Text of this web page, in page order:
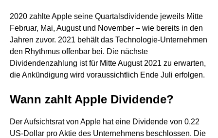
2020 zahlte Apple seine Quartalsdividende jeweils Mitte
Februar, Mai, August und November – wie bereits in den
Jahren zuvor. 2021 behält das Technologie-Unternehmen
den Rhythmus offenbar bei. Die nächste
Dividendenzahlung ist für Mitte August 2021 zu erwarten,
die Ankündigung wird voraussichtlich Ende Juli erfolgen.
Wann zahlt Apple Dividende?
Der Aufsichtsrat von Apple hat eine Dividende von 0,22
US-Dollar pro Aktie des Unternehmens beschlossen. Die